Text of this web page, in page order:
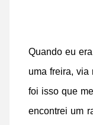
Quando eu
uma freira, via
foi isso que
encontrei um